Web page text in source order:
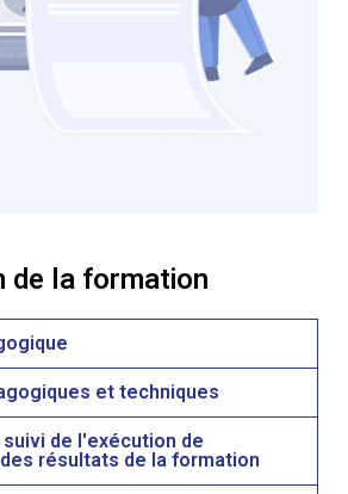
de la formation
et techniques
de l'exécution de
résultats de la formation